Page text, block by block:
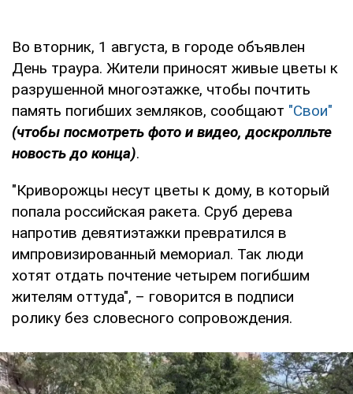
Во вторник, 1 августа, в городе объявлен
День траура. Жители приносят живые цветы к
разрушенной многоэтажке, чтобы почтить
память погибших земляков, сообщают "Свои"
(чтобы посмотреть фото и видео, доскролльте
новость до конца).
"Криворожцы несут цветы к дому, в который
попала российская ракета. Сруб дерева
напротив девятиэтажки превратился в
импровизированный мемориал. Так люди
хотят отдать почтение четырем погибшим
жителям оттуда", – говорится в подписи
ролику без словесного сопровождения.